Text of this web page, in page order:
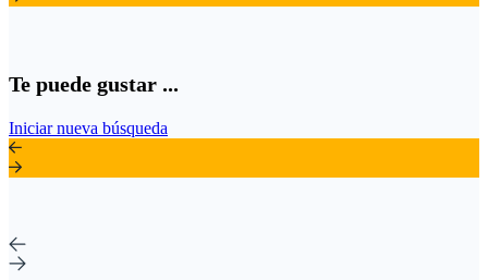
Te puede gustar ...
Iniciar nueva búsqueda